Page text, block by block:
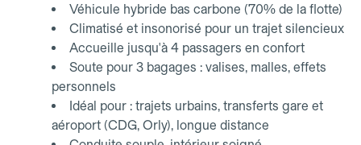
Véhicule hybride bas carbone (70% de la flotte)
Climatisé et insonorisé pour un trajet silencieux
Accueille jusqu'à 4 passagers en confort
Soute pour 3 bagages : valises, malles, effets
personnels
Idéal pour : trajets urbains, transferts gare et
aéroport (CDG, Orly), longue distance